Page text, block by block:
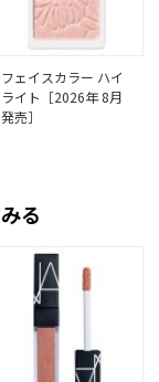
フェイスカラー ハイ
ライト［2026年 8月
発売］
る